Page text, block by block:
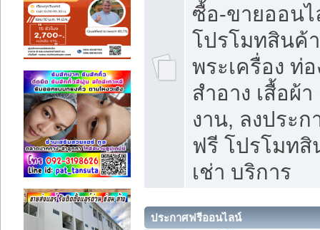
ซื้อ-ขายออน
โปรโมทสินค้
พระเครื่อง ท่อ
สำอาง เสื้อผ้
งาน, ลงประ
ฟรี โปรโมท
เช่า บริการ
ประกาศฟรีออนไลน์